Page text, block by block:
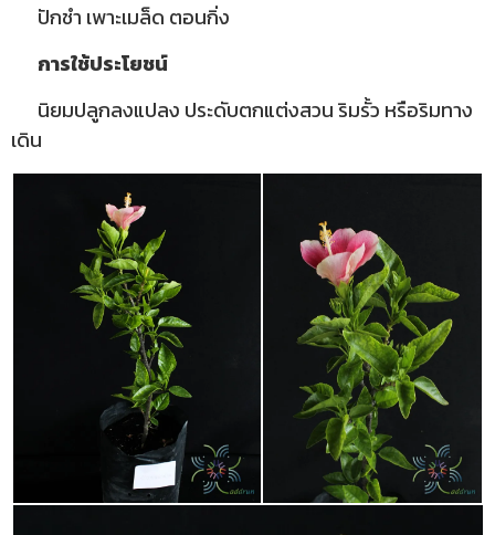
ปักชำ เพาะเมล็ด ตอนกิ่ง
การใช้ประโยชน์
นิยมปลูกลงแปลง ประดับตกแต่งสวน ริมรั้ว หรือริมทาง
เดิน